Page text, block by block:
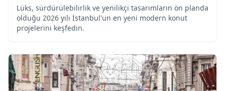
Lüks, sürdürülebilirlik ve yenilikçi tasarımların ön planda
olduğu 2026 yılı İstanbul'un en yeni modern konut
projelerini keşfedin.